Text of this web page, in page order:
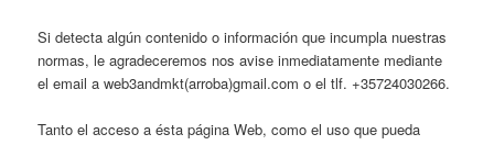
Si detecta algún contenido o información que incumpla nuestras
normas, le agradeceremos nos avise inmediatamente mediante
el email a web3andmkt(arroba)gmail.com o el tlf. +35724030266.
Tanto el acceso a ésta página Web, como el uso que pueda